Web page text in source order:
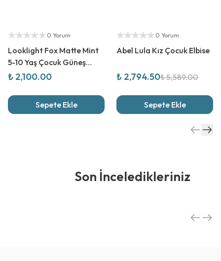
0 Yorum
Looklight Fox Matte Mint
5-10 Yaş Çocuk Güneş
Gözlüğü
₺ 2,100.00
Sepete Ekle
Yetkili Satıcı
0 Yorum
Abel Lula Kız Çocuk Elbise
₺ 2,794.50₺ 5,589.00
Sepete Ekle
Son İnceledikleriniz